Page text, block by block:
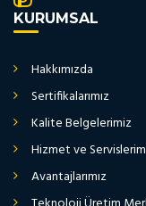
KURUMSAL
Hakkımızda
Sertifikalarımız
Kalite Belgelerimiz
Hizmet ve
Avantajlarımız